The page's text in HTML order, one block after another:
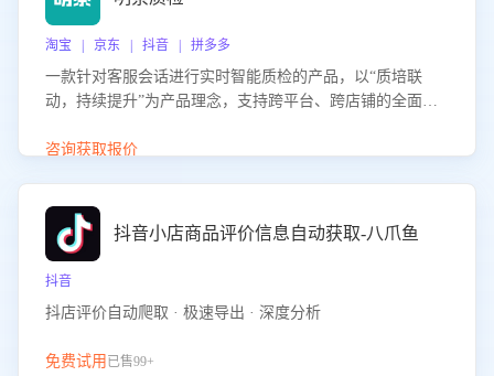
淘宝 | 京东 | 抖音 | 拼多多
一款针对客服会话进行实时智能质检的产品，以“质培联
动，持续提升”为产品理念，支持跨平台、跨店铺的全面、
升客服团队的销服能力。
咨询获取报价
抖音小店商品评价信息自动获取-八爪鱼
抖音
抖店评价自动爬取 · 极速导出 · 深度分析
免费试用 已售99+